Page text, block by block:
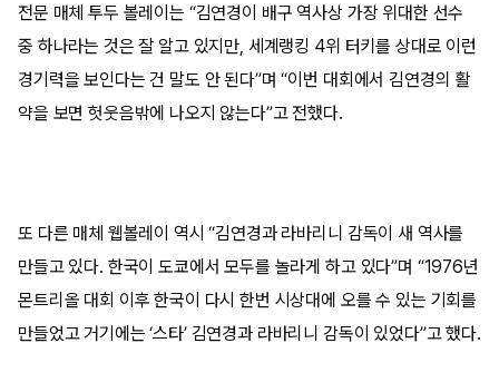
전문 매체 투두 볼레이는 “김연경이 배구 역사상 가장 위대한 선수
중 하나라는 것은 잘 알고 있지만, 세계랭킹 4위 터키를 상대로 이런
경기력을 보인다는 건 말도 안 된다”며 “이번 대회에서 김연경의 활
약을 보면 헛웃음밖에 나오지 않는다”고 전했다.
또 다른 매체 웹볼레이 역시 “김연경과 라바리니 감독이 새 역사를
만들고 있다. 한국이 도쿄에서 모두를 놀라게 하고 있다”며 “1976년
몬트리올 대회 이후 한국이 다시 한번 시상대에 오를 수 있는 기회를
만들었고 거기에는 ‘스타’ 김연경과 라바리니 감독이 있었다”고 했다.